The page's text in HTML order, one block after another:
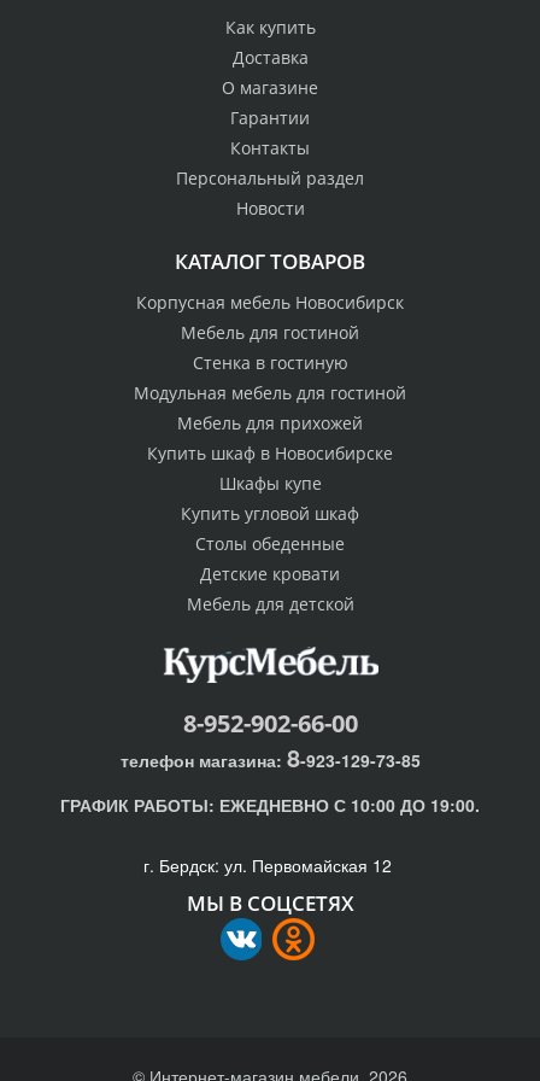
Как купить
Доставка
О магазине
Гарантии
Контакты
Персональный раздел
Новости
КАТАЛОГ ТОВАРОВ
Корпусная мебель Новосибирск
Мебель для гостиной
Стенка в гостиную
Модульная мебель для гостиной
Мебель для прихожей
Купить шкаф в Новосибирске
Шкафы купе
Купить угловой шкаф
Столы обеденные
Детские кровати
Мебель для детской
8-952-902-66-00
телефон магазина: 8-923-129-73-85
ГРАФИК РАБОТЫ: ЕЖЕДНЕВНО С 10:00 ДО 19:00.
г. Бердск: ул. Первомайская 12
МЫ В СОЦСЕТЯХ
© Интернет-магазин мебели, 2026